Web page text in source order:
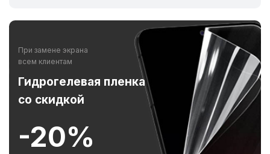
При замене экрана
всем клиентам
Гидрогелевая пленка
со скидкой
-20%